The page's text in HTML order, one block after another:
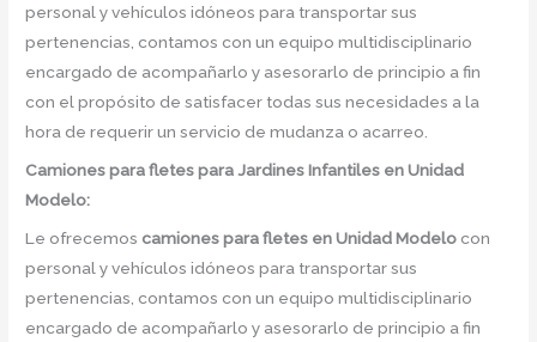
personal y vehículos idóneos para transportar sus
pertenencias, contamos con un equipo multidisciplinario
encargado de acompañarlo y asesorarlo de principio a fin
con el propósito de satisfacer todas sus necesidades a la
hora de requerir un servicio de mudanza o acarreo.
Camiones para fletespara Jardines Infantiles en Unidad
Modelo:
Le ofrecemos camiones para fletes enUnidad Modelo con
personal y vehículos idóneos para transportar sus
pertenencias, contamos con un equipo multidisciplinario
encargado de acompañarlo y asesorarlo de principio a fin